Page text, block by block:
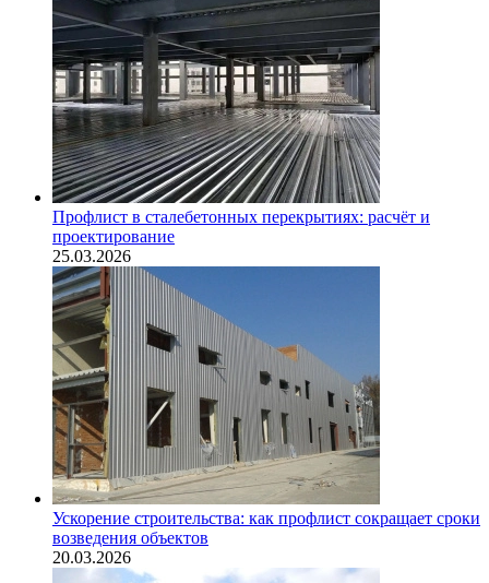
Профлист в сталебетонных перекрытиях: расчёт и
проектирование
25.03.2026
Ускорение строительства: как профлист сокращает сроки
возведения объектов
20.03.2026